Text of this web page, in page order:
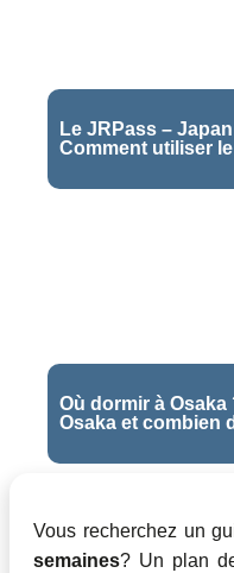
Le JRPass –
Comment utiliser
Où dormir à
Osaka et combien
Vous recherchez un
semaines? Un plan